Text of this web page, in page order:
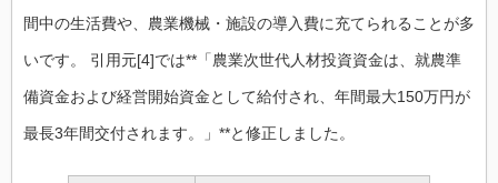
間中の生活費や、農業機械・施設の導入費に充てられることが多
いです。 引用元[4]では**「農業次世代人材投資資金は、就農準
備資金および経営開始資金として給付され、年間最大150万円が
最長3年間交付されます。」**と修正しました。